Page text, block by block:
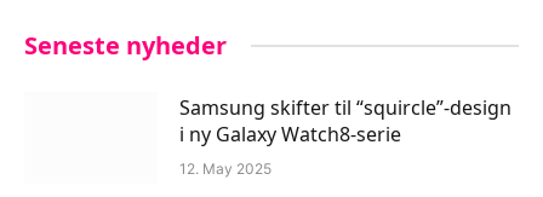
Seneste nyheder
Samsung skifter til “squircle”-design
i ny Galaxy Watch8-serie
12. May 2025